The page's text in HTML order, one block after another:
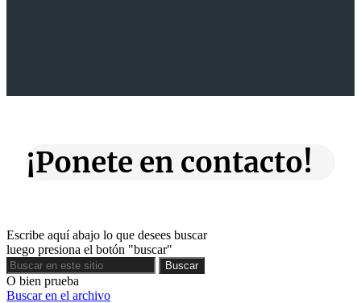
¡Ponete en contacto!
Escribe aquí abajo lo que desees buscar
luego presiona el botón "buscar"
Buscar
Buscar
O bien prueba
Buscar en el archivo